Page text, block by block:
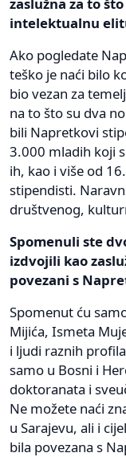
intelektualnu
Ako pogledate
teško je naći bilo
bio vezan za
na to što su dva
bili Napretkovi
3.000 mladih koji
ih, kao i više od
stipendisti.
društvenog,
Spomenuli ste
izdvojili kao
povezani s
Spomenut ću
Mijića, Ismeta
i ljudi raznih
samo u Bosni i
doktoranata i
Ne možete naći
u Sarajevu, ali i
bila povezana s